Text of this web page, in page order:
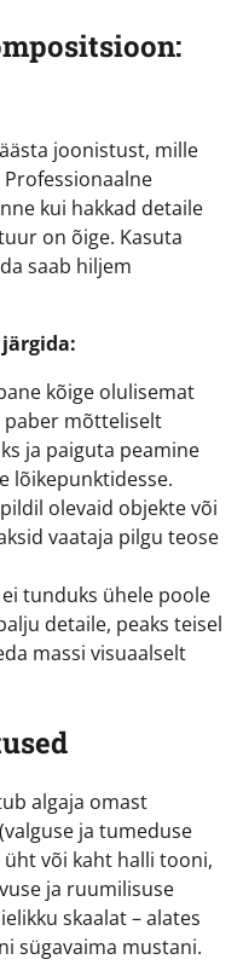
joonistust, mille
kui hakkad detaile
on õige. Kasuta
saab hiljem
kõige olulisemat
paber mõtteliselt
ja paiguta peamine
lõikepunktidesse.
olevaid objekte või
vaataja pilgu teose
tunduks ühele poole
detaile, peaks teisel
massi visuaalselt
algaja omast
ja tumeduse
üht või kaht halli tooni,
ja ruumilisuse
skaalat – alates
sügavaima mustani.